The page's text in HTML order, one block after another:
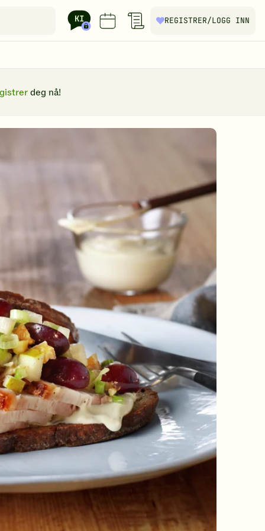
REGISTRER/LOGG INN
deg nå!